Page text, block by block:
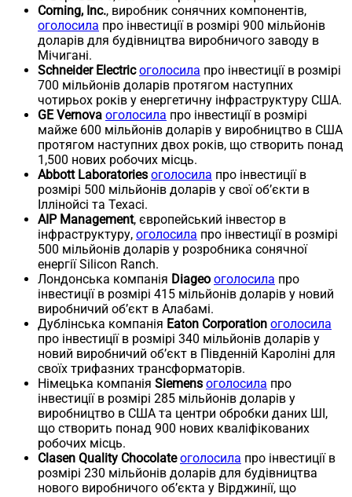
Corning, Inc., виробник сонячних компонентів,
оголосила про інвестиції в розмірі 900 мільйонів
доларів для будівництва виробничого заводу в
Мічигані.
Schneider Electric оголосила про інвестиції в розмірі
700 мільйонів доларів протягом наступних
чотирьох років у енергетичну інфраструктуру США.
GE Vernova оголосила про інвестиції в розмірі
майже 600 мільйонів доларів у виробництво в США
протягом наступних двох років, що створить понад
1,500 нових робочих місць.
Abbott Laboratories оголосила про інвестиції в
розмірі 500 мільйонів доларів у свої об’єкти в
Іллінойсі та Техасі.
AIP Management, європейський інвестор в
інфраструктуру, оголосила про інвестиції в розмірі
500 мільйонів доларів у розробника сонячної
енергії Silicon Ranch.
Лондонська компанія Diageo оголосила про
інвестиції в розмірі 415 мільйонів доларів у новий
виробничий об’єкт в Алабамі.
Дублінська компанія Eaton Corporation оголосила
про інвестиції в розмірі 340 мільйонів доларів у
новий виробничий об’єкт в Південній Кароліні для
своїх трифазних трансформаторів.
Німецька компанія Siemens оголосила про
інвестиції в розмірі 285 мільйонів доларів у
виробництво в США та центри обробки даних ШІ,
що створить понад 900 нових кваліфікованих
робочих місць.
Clasen Quality Chocolate оголосила про інвестиції в
розмірі 230 мільйонів доларів для будівництва
нового виробничого об’єкта у Вірджинії, що